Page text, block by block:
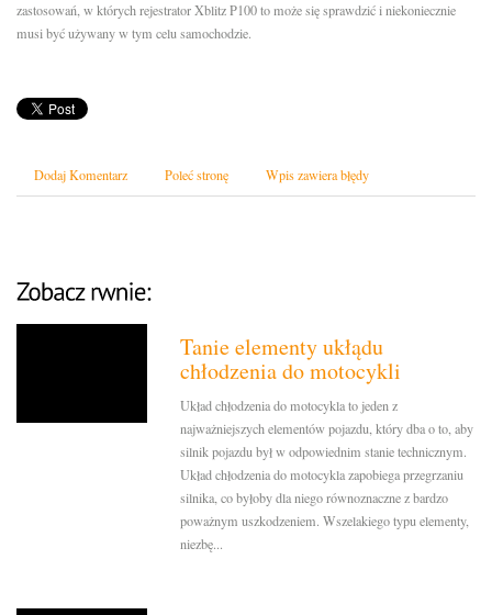
zastosowań, w których rejestrator Xblitz P100 to może się sprawdzić i niekoniecznie
musi być używany w tym celu samochodzie.
Dodaj Komentarz Poleć stronę Wpis zawiera błędy
Tanie elementy ukłądu
chłodzenia do motocykli
Układ chłodzenia do motocykla to jeden z
najważniejszych elementów pojazdu, który dba o to, aby
silnik pojazdu był w odpowiednim stanie technicznym.
Układ chłodzenia do motocykla zapobiega przegrzaniu
silnika, co byłoby dla niego równoznaczne z bardzo
poważnym uszkodzeniem. Wszelakiego typu elementy,
niezbę...